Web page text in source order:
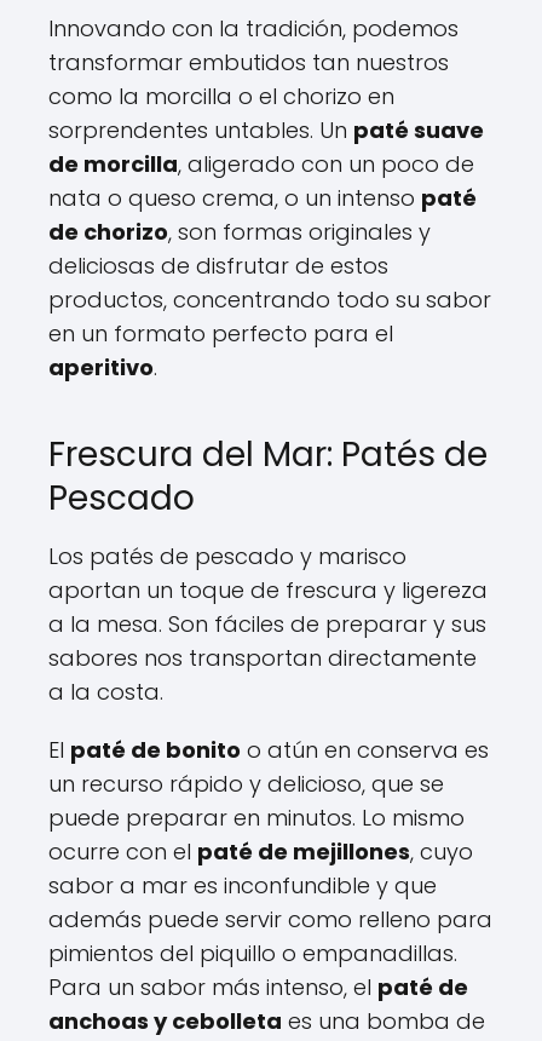
Innovando con la tradición, podemos
transformar embutidos tan nuestros
como la morcilla o el chorizo en
sorprendentes untables. Un paté suave
de morcilla, aligerado con un poco de
nata o queso crema, o un intenso paté
de chorizo, son formas originales y
deliciosas de disfrutar de estos
productos, concentrando todo su sabor
en un formato perfecto para el
aperitivo.
Frescura del Mar: Patés de
Pescado
Los patés de pescado y marisco
aportan un toque de frescura y ligereza
a la mesa. Son fáciles de preparar y sus
sabores nos transportan directamente
a la costa.
El paté de bonito o atún en conserva es
un recurso rápido y delicioso, que se
puede preparar en minutos. Lo mismo
ocurre con el paté de mejillones, cuyo
sabor a mar es inconfundible y que
además puede servir como relleno para
pimientos del piquillo o empanadillas.
Para un sabor más intenso, el paté de
anchoas y cebolleta es una bomba de